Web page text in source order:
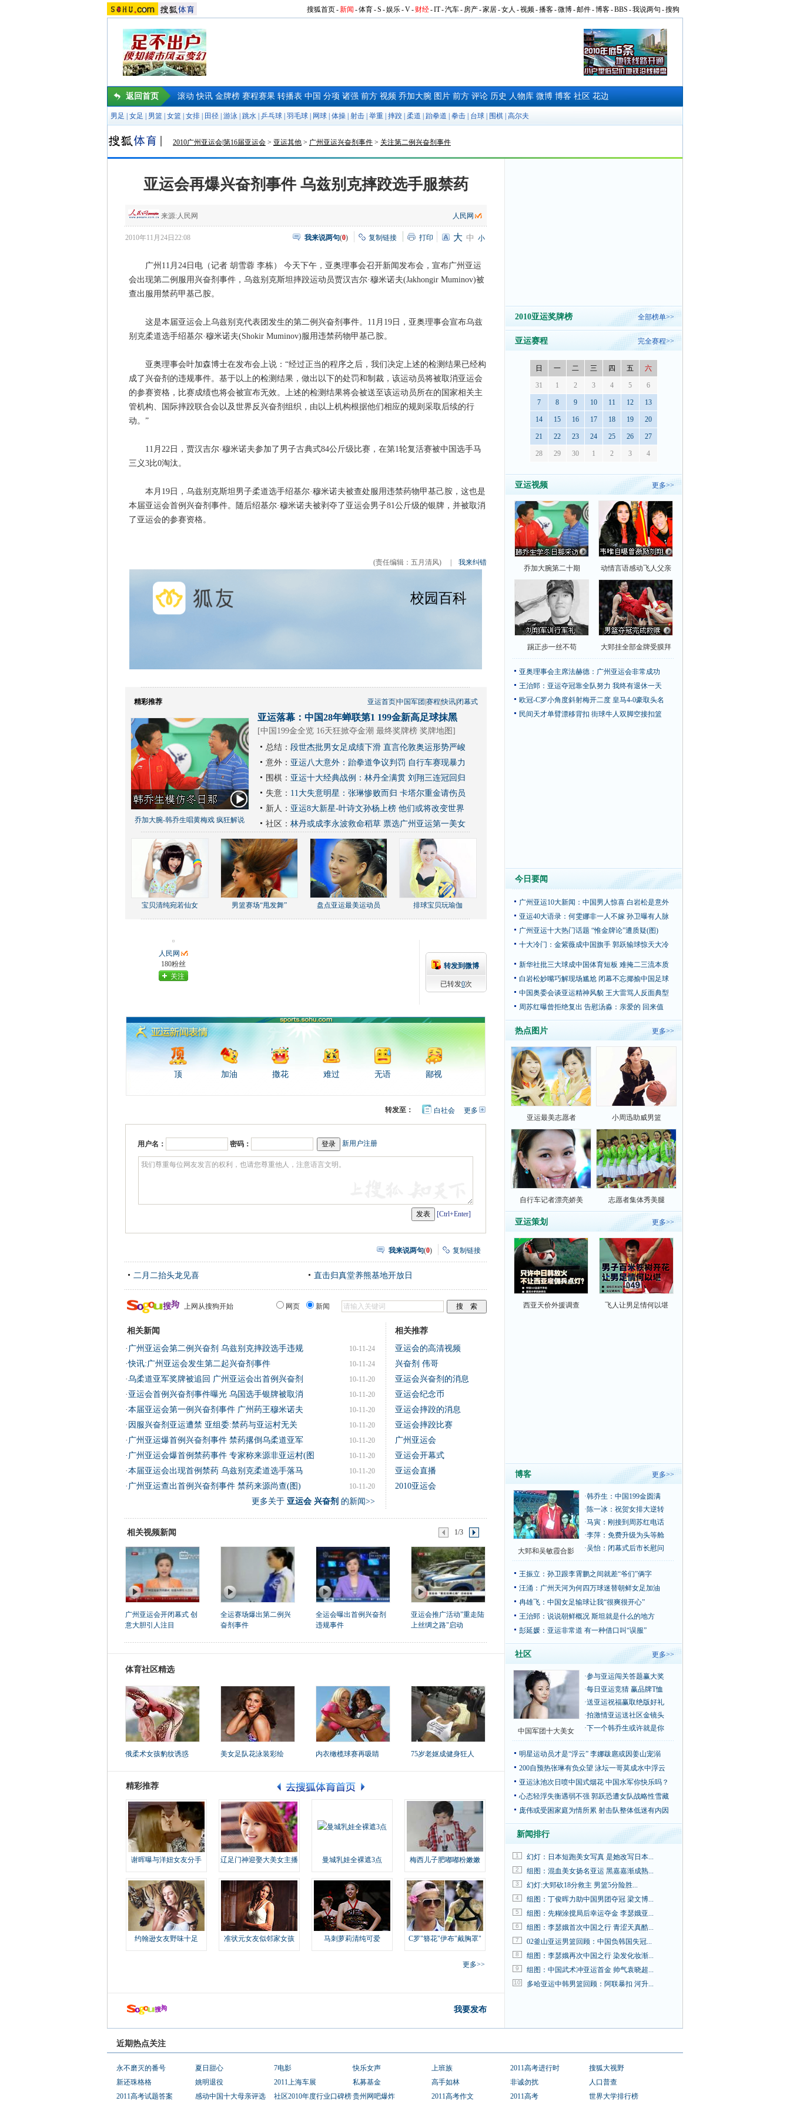
搜狐首页-新闻 -体育-S -娱乐-V- 财经-IT-汽车- 房产-家居-女人 -视频-播客-微博-邮件-博客-BBS -我说两句 -搜狗
返回首页 滚动 快讯 金牌榜 赛程赛果 转播表 中国 分项 诸强 前方 视频 乔加大腕 图片 前方 评论 历史 人物库 微博 博客 社区 花边
男足 女足 男篮 女篮 女排 田径 游泳 跳水 乒乓球 羽毛球 网球 体操 射击 举重 摔跤 柔道 跆拳道 拳击 台球 围棋 高尔夫
2010广州亚运会|第16届亚运会 > 亚运其他 > 广州亚运兴奋剂事件 > 关注第二例兴奋剂事件
亚运会再爆兴奋剂事件 乌兹别克摔跤选手服禁药
来源:人民网 人民网
2010年11月24日22:08 我来说两句(0) 复制链接 打印 大 中 小
广州11月24日电（记者 胡雪蓉 李栋） 今天下午，亚奥理事会召开新闻发布会，宣布广州亚运
会出现第二例服用兴奋剂事件，乌兹别克斯坦摔跤运动员贾汉吉尔·穆米诺夫(Jakhongir Muminov)被
查出服用禁药甲基己胺。
这是本届亚运会上乌兹别克代表团发生的第二例兴奋剂事件。11月19日，亚奥理事会宣布乌兹
别克柔道选手绍基尔·穆米诺夫(Shokir Muminov)服用违禁药物甲基己胺。
亚奥理事会叶加森博士在发布会上说：“经过正当的程序之后，我们决定上述的检测结果已经构
成了兴奋剂的违规事件。基于以上的检测结果，做出以下的处罚和制裁，该运动员将被取消亚运会
的参赛资格，比赛成绩也将会被宣布无效。上述的检测结果将会被送至该运动员所在的国家相关主
管机构、国际摔跤联合会以及世界反兴奋剂组织，由以上机构根据他们相应的规则采取后续的行
动。”
11月22日，贾汉吉尔·穆米诺夫参加了男子古典式84公斤级比赛，在第1轮复活赛被中国选手马
三义3比0淘汰。
本月19日，乌兹别克斯坦男子柔道选手绍基尔·穆米诺夫被查处服用违禁药物甲基己胺，这也是
本届亚运会首例兴奋剂事件。随后绍基尔·穆米诺夫被剥夺了亚运会男子81公斤级的银牌，并被取消
了亚运会的参赛资格。
(责任编辑：五月清风) 我来纠错
精彩推荐 亚运首页|中国军团 赛程|快讯|闭幕式
乔加大腕-韩乔生唱黄梅戏 疯狂解说
亚运落幕：中国28年蝉联第1 199金新高足球抹黑
[中国199金全览 16天狂掀夺金潮 最终奖牌榜 奖牌地图 ]
总结： 段世杰批男女足成绩下滑 直言伦敦奥运形势严峻
意外： 亚运八大意外：跆拳道争议判罚 自行车赛现暴力
围棋： 亚运十大经典战例：林丹全满贯 刘翔三连冠回归
失意： 11大失意明星：张琳惨败而归 卡塔尔重金请伤员
新人： 亚运8大新星-叶诗文孙杨上榜 他们或将改变世界
社区： 林丹或成李永波救命稻草 票选广州亚运第一美女
宝贝清纯宛若仙女 男篮赛场“甩发舞” 盘点亚运最美运动员 排球宝贝玩瑜伽
人民网
180粉丝
关注
转发到微博
已转发0次
顶 加油 撒花 难过 无语 鄙视
更多开
转发至： 白社会
用户名： 密码： 新用户注册
[Ctrl+Enter]
我来说两句(0) 复制链接
二月二抬头龙见喜 直击归真堂养熊基地开放日
上网从搜狗开始 网页 新闻
相关新闻
10-11-24
· 广州亚运会第二例兴奋剂 乌兹别克摔跤选手违规
10-11-24
·快讯:广州亚运会发生第二起兴奋剂事件
10-11-20
·乌柔道亚军奖牌被追回 广州亚运会出首例兴奋剂
10-11-20
· 亚运会首例兴奋剂事件曝光 乌国选手银牌被取消
10-11-20
·本届亚运会第一例兴奋剂事件 广州药王穆米诺夫
10-11-20
· 因服兴奋剂亚运遭禁 亚组委:禁药与亚运村无关
10-11-20
· 广州亚运爆首例兴奋剂事件 禁药撂倒乌柔道亚军
10-11-20
· 广州亚运会爆首例禁药事件 专家称来源非亚运村(图
10-11-20
·本届亚运会出现首例禁药 乌兹别克柔道选手落马
10-11-20
· 广州亚运查出首例兴奋剂事件 禁药来源尚查(图)
更多关于 亚运会 兴奋剂 的新闻>>
相关推荐
亚运会的高清视频
兴奋剂 伟哥
亚运会兴奋剂的消息
亚运会纪念币
亚运会摔跤的消息
亚运会摔跤比赛
广州亚运会
亚运会开幕式
亚运会直播
2010亚运会
相关视频新闻 1/3
广州亚运会开闭幕式 创
意大胆引人注目
全运赛场爆出第二例兴
奋剂事件
全运会曝出首例兴奋剂
违规事件
亚运会推广活动"重走陆
上丝绸之路"启动
体育社区精选
俄柔术女孩豹纹诱惑 美女足队花泳装彩绘 内衣橄榄球赛再吸睛 75岁老妪成健身狂人
精彩推荐
谢晖曝与洋妞女友分手 辽足门神迎娶大美女主播 曼城乳娃全裸遮3点 梅西儿子肥嘟嘟粉嫩嫩
约翰逊女友野味十足 准状元女友似邻家女孩 马刺萝莉清纯可爱 C罗"簪花"伊布"戴胸罩"
更多>>
我要发布
2010亚运奖牌榜 全部榜单>>
亚运赛程 完全赛程>>
日 一 二 三 四 五 六
31 1 2 3 4 5 6
7 8 9 10 11 12 13
14 15 16 17 18 19 20
21 22 23 24 25 26 27
28 29 30 1 2 3 4
亚运视频 更多>>
乔加大腕第二十期 动情言语感动飞人父亲
踢正步一丝不苟 大郅挂全部金牌受膜拜
亚奥理事会主席法赫德：广州亚运会非常成功
王治郅：亚运夺冠靠全队努力 我终有退休一天
欧冠-C罗小角度斜射梅开二度 皇马4-0豪取头名
民间天才单臂漂移背扣 街球牛人双脚空接扣篮
今日要闻
广州亚运10大新闻：中国男人惊喜 白岩松是意外
亚运40大语录：何雯娜非一人不嫁 孙卫曝有人脉
广州亚运十大热门话题 “惟金牌论”遭质疑(图)
十大冷门：金紫薇成中国旗手 郭跃输球惊天大冷
新华社批三大球成中国体育短板 难掩二三流本质
白岩松妙嘴巧解现场尴尬 闭幕不忘揶揄中国足球
中国奥委会谈亚运精神风貌 王大雷骂人反面典型
周苏红曝曾拒绝复出 告慰汤淼：亲爱的 回来值
热点图片 更多>>
亚运最美志愿者 小周迅助威男篮
自行车记者漂亮娇美 志愿者集体秀美腿
亚运策划 更多>>
西亚天价外援调查 飞人让男足情何以堪
博客 更多>>
大郅和吴敏霞合影
·韩乔生：中国199金圆满
·陈一冰：祝贺女排大逆转
·马寅：刚接到周苏红电话
·李萍：免费升级为头等舱
·吴怡：闭幕式后市长慰问
王振立：孙卫跟李霄鹏之间就差“爷们”俩字
汪涌：广州天河为何四万球迷替朝鲜女足加油
冉雄飞：中国女足输球让我“很爽很开心”
王治郅：说说朝鲜概况 斯坦就是什么的地方
彭延媛：亚运非常道 有一种借口叫“误服”
社区 更多>>
中国军团十大美女
·参与亚运闯关答题赢大奖
·每日亚运竞猜 赢品牌T恤
·送亚运祝福赢取绝版好礼
·拍激情亚运送社区金镜头
·下一个韩乔生或许就是你
明星运动员才是“浮云” 李娜跋扈或因姜山宠溺
200自预热张琳有负众望 泳坛一哥莫成水中浮云
亚运泳池次日喷中国式烟花 中国水军你快乐吗？
心态轻浮失衡遇弱不强 郭跃恐遭女队战略性雪藏
庞伟或受困家庭为情所累 射击队整体低迷有内因
新闻排行
1 幻灯：日本短跑美女写真 是她改写日本...
2 组图：混血美女扬名亚运 黑嘉嘉渐成熟...
3 幻灯:大郅砍18分救主 男篮5分险胜...
4 组图：丁俊晖力助中国男团夺冠 梁文博...
5 组图：先糊涂搅局后幸运夺金 李瑟娥亚...
6 组图：李瑟娥首次中国之行 青涩天真酷...
7 02釜山亚运男篮回顾：中国负韩国失冠...
8 组图：李瑟娥再次中国之行 染发化妆渐...
9 组图：中国武术冲亚运首金 帅气袁晓超...
10 多哈亚运中韩男篮回顾：阿联暴扣 河升...
近期热点关注
永不磨灭的番号 夏日甜心 7电影 快乐女声 上班族 2011高考进行时
搜狐大视野
新还珠格格
姚明退役 2011上海车展 私募基金 高手如林 非诚勿扰
人口普查
2011高考试题答案
感动中国十大母亲评选 社区2010年度行业口碑榜贵州网吧爆炸 2011高考作文 2011高考 世界大学排行榜